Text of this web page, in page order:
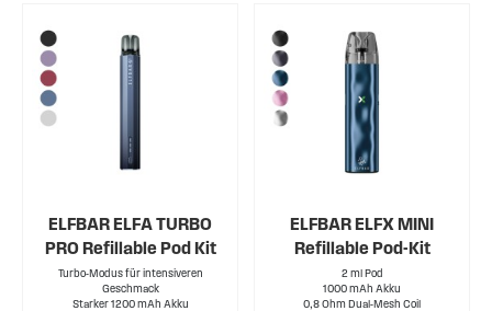
ELFBAR ELFA TURBO
PRO Refillable Pod Kit
Turbo-Modus für intensiveren
Geschmack
Starker 1200 mAh Akku
ELFBAR ELFX MINI
Refillable Pod-Kit
2 ml Pod
1000 mAh Akku
0,8 Ohm Dual-Mesh Coil